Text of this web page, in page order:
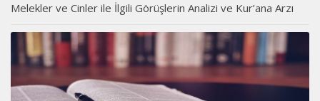
Melekler ve Cinler ile İlgili Görüşlerin Analizi ve Kur’ana Arzı